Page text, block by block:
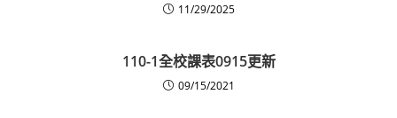
11/29/2025
110-1全校課表0915更新
09/15/2021